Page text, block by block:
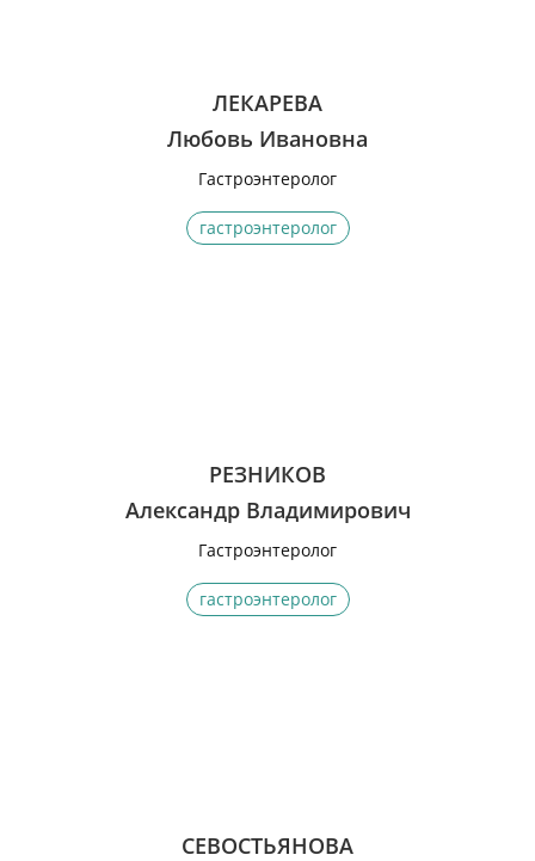
ЛЕКАРЕВА
Любовь Ивановна
Гастроэнтеролог
гастроэнтеролог
РЕЗНИКОВ
Александр Владимирович
Гастроэнтеролог
гастроэнтеролог
СЕВОСТЬЯНОВА